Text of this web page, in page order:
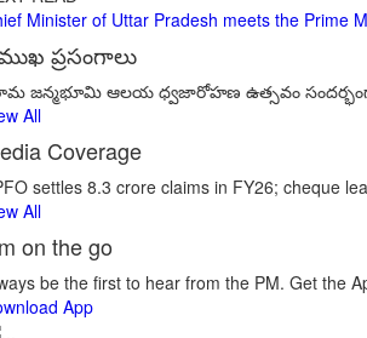
Minister of Uttar Pradesh meets the Prime
ప్రసంగాలు
జన్మభూమి ఆలయ ధ్వజారోహణ ఉత్సవం సందర్భంగా
All
Coverage
settles 8.3 crore claims in FY26; cheque
All
on the go
be the first to hear from the PM. Get the
App